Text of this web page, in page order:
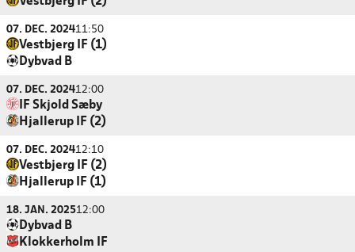
07. DEC. 202411:50
Vestbjerg IF (1)
Dybvad B
07. DEC. 202412:00
IF Skjold Sæby
Hjallerup IF (2)
07. DEC. 202412:10
Vestbjerg IF (2)
Hjallerup IF (1)
18. JAN. 202512:00
Dybvad B
Klokkerholm IF